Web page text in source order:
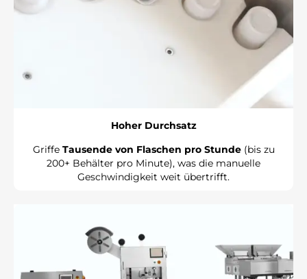
Hoher Durchsatz
Griffe Tausende von Flaschen pro Stunde(bis zu
200+ Behälter pro Minute), was die manuelle
Geschwindigkeit weit übertrifft.